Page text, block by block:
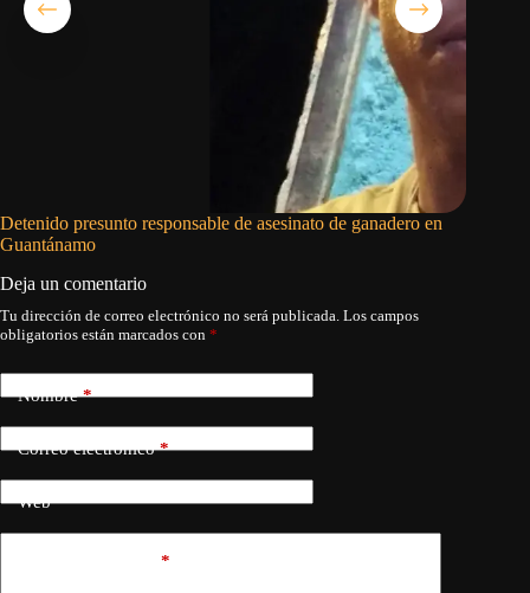
Detenido presunto responsable de asesinato de ganadero en
Guantánamo
Deja un comentario
Tu dirección de correo electrónico no será publicada. Los campos
obligatorios están marcados con *
Nombre*
Correo electrónico*
Web
*